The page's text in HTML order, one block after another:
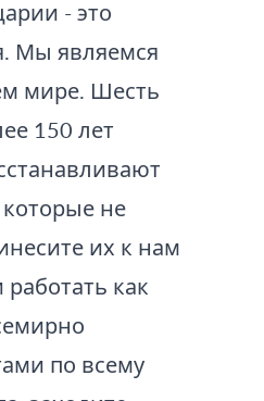
- это
Мы являемся
мире. Шесть
150 лет
не
их к нам
как
по всему